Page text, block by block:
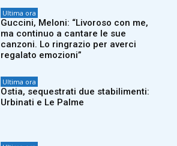
Ultima ora
Guccini, Meloni: “Livoroso con me,
ma continuo a cantare le sue
canzoni. Lo ringrazio per averci
regalato emozioni”
Ultima ora
Ostia, sequestrati due stabilimenti:
Urbinati e Le Palme